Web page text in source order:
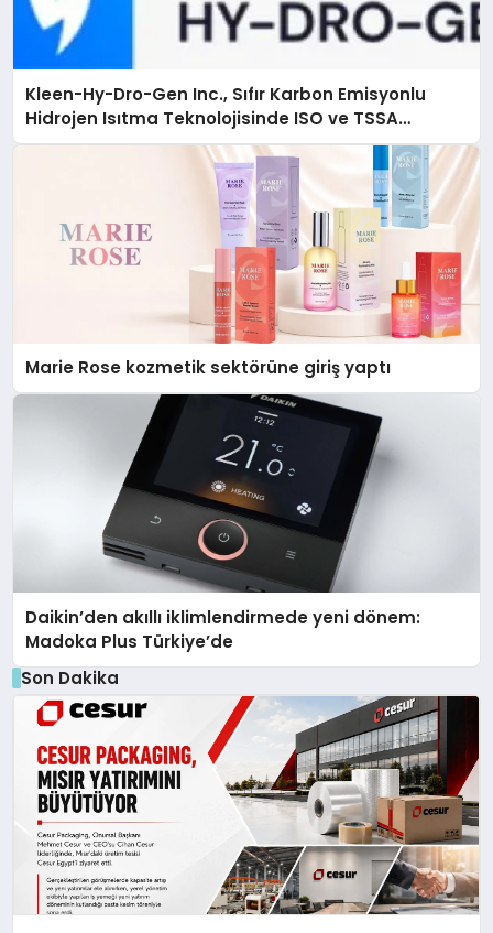
Kleen-Hy-Dro-Gen Inc., Sıfır Karbon Emisyonlu
Hidrojen Isıtma Teknolojisinde ISO ve TSSA
Düzenleyici Onaylarını Aldı
Marie Rose kozmetik sektörüne giriş yaptı
Daikin’den akıllı iklimlendirmede yeni dönem:
Madoka Plus Türkiye’de
Son Dakika